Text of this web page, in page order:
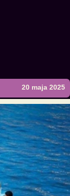
20 maja 2025